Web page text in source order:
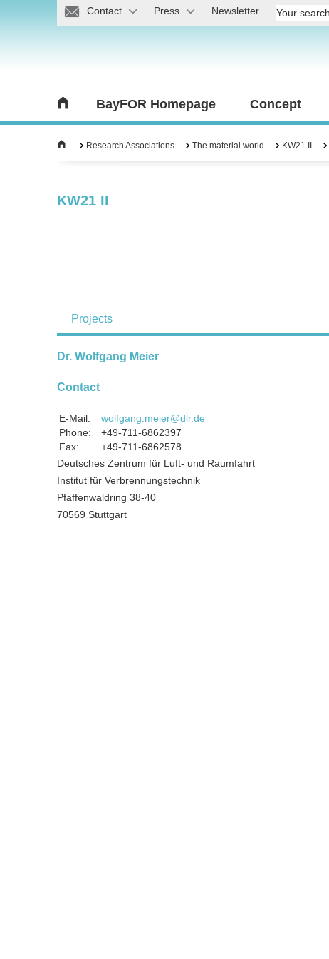
Contact Press Newsletter
BayFOR Homepage Concept
Research Associations The material world KW21 II
KW21 II
Projects
Dr. Wolfgang Meier
Contact
E-Mail:
wolfgang.meier@dlr.de
Phone:
+49-711-6862397
Fax:
+49-711-6862578
Deutsches Zentrum für Luft- und Raumfahrt
Institut für Verbrennungstechnik
Pfaffenwaldring 38-40
70569 Stuttgart